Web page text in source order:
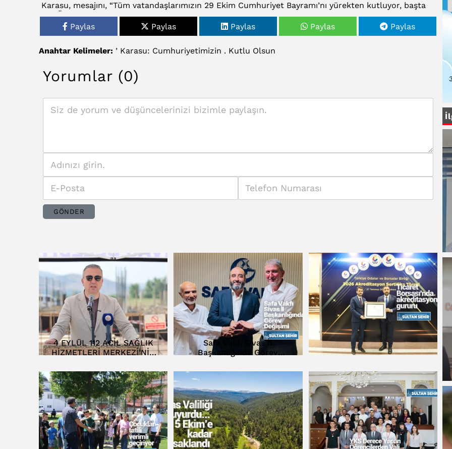
Karasu, mesajını, “Tüm vatandaşlarımızın 29 Ekim Cumhuriyet Bayramı’nı yürekten kutluyor, başta
Ulu Önderimiz Mustafa Kemal Atatürk ve mücadele arkadaşları olmak üzere, Cumhuriyet’i kuranları
sonsuz minnetle ve şükranla anıyorum. Yaşasın tam bağımsız Türkiye, yaşasın Cumhuriyet!”
sözleriyle tamamladı.
Paylas Paylas Paylas Paylas Paylas
Anahtar Kelimeler: ’ Karasu: Cumhuriyetimizin . Kutlu Olsun
Yorumlar (0)
GÖNDER
4 EYLÜL 112 ACİL SAĞLIK
HİZMETLERİ MERKEZİ’NİN
Safa Vakfı Sivas İl
Başkanlığında Görev